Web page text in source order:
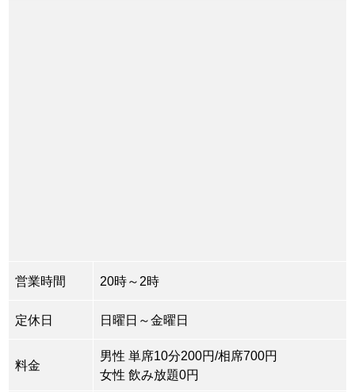
営業時間 20時～2時
定休日 日曜日～金曜日
料金
男性 単席10分200円/相席700円
女性 飲み放題0円